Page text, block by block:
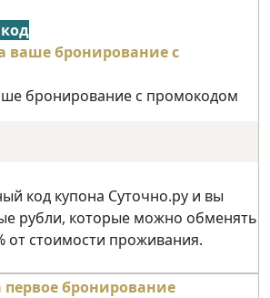
бронирование с промокодом
код купона Суточно.ру и вы
рубли, которые можно обменять
от стоимости проживания.